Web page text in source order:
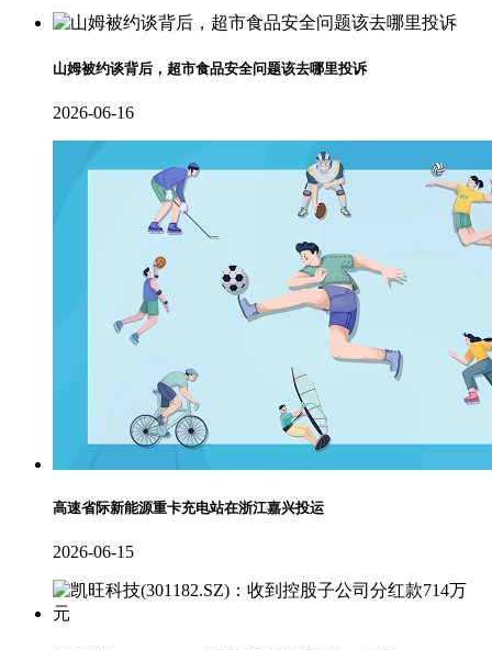
山姆被约谈背后，超市食品安全问题该去哪里投诉
2026-06-16
高速省际新能源重卡充电站在浙江嘉兴投运
2026-06-15